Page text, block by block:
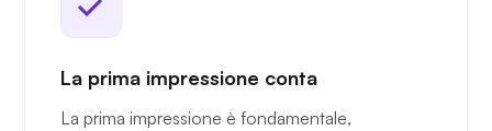
La prima impressione conta
La prima impressione è fondamentale,